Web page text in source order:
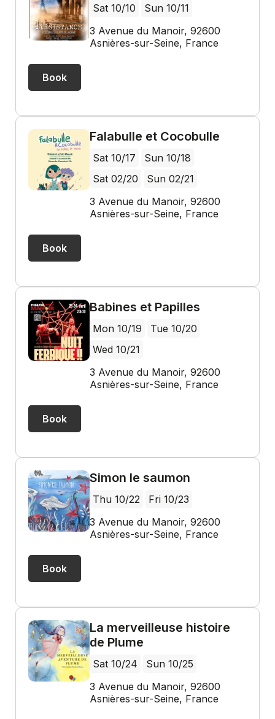
Sat 10/10
Sun 10/11
3 Avenue du Manoir, 92600
Asnières-sur-Seine, France
Book
Falabulle et Cocobulle
Sat 10/17
Sun 10/18
Sat 02/20
Sun 02/21
3 Avenue du Manoir, 92600
Asnières-sur-Seine, France
Book
Babines et Papilles
Mon 10/19
Tue 10/20
Wed 10/21
3 Avenue du Manoir, 92600
Asnières-sur-Seine, France
Book
Simon le saumon
Thu 10/22
Fri 10/23
3 Avenue du Manoir, 92600
Asnières-sur-Seine, France
Book
La merveilleuse histoire
de Plume
Sat 10/24
Sun 10/25
3 Avenue du Manoir, 92600
Asnières-sur-Seine, France